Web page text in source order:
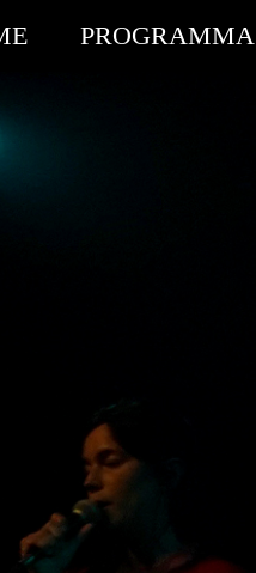
PROGRAMMA
TICKETS